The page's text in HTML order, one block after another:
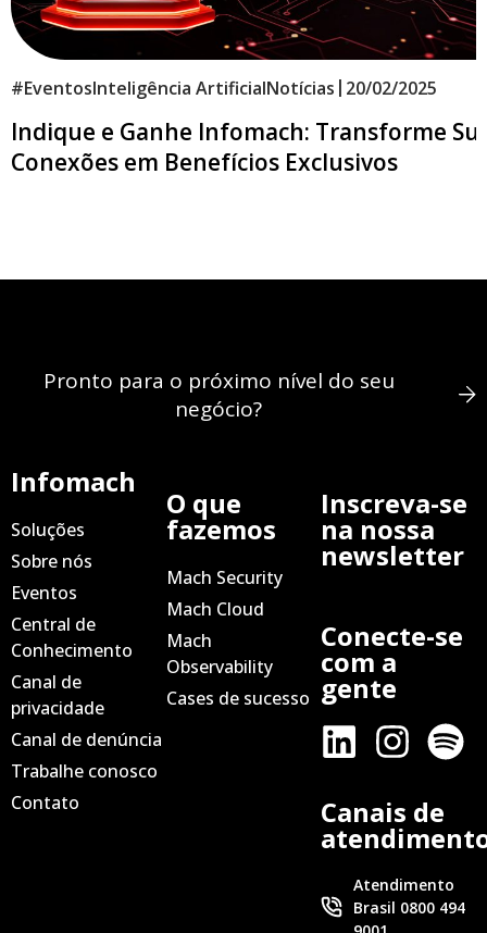
#EventosInteligência ArtificialNotícias | 20/02/2025
Indique e Ganhe Infomach: Transforme
Conexões em Benefícios Exclusivos
Pronto para o próximo nível do seu
negócio?
Infomach
Soluções
Sobre nós
Eventos
Central de
Conhecimento
Canal de
privacidade
Canal de denúncia
Trabalhe conosco
Contato
O que
fazemos
Mach Security
Mach Cloud
Mach
Observability
Cases de sucesso
Inscreva-se
na nossa
newsletter
Conecte-se
com a
gente
Canais de
Atendimento
Brasil 0800 494